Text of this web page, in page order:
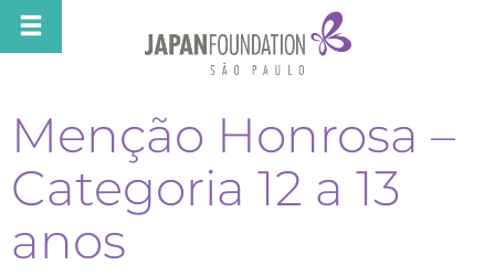
Menção Honrosa –
Categoria 12 a 13
anos